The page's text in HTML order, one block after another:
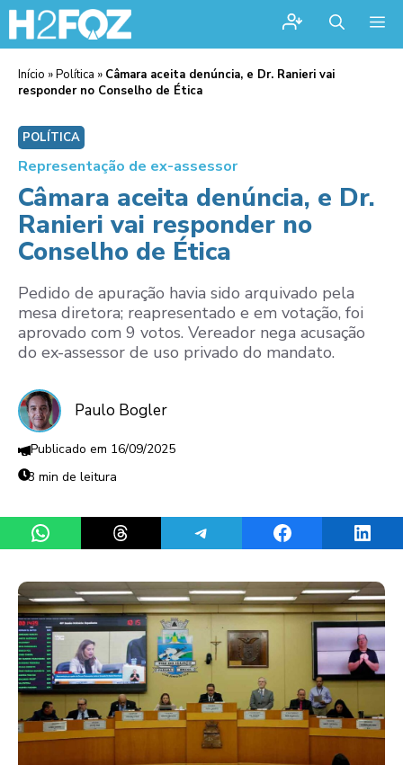
Início »Política » Câmara aceita denúncia, e Dr. Ranieri vai
responder no Conselho de Ética
POLÍTICA
Representação de ex-assessor
Câmara aceita denúncia, e Dr.
Ranieri vai responder no
Conselho de Ética
Pedido de apuração havia sido arquivado pela
mesa diretora; reapresentado e em votação, foi
aprovado com 9 votos. Vereador nega acusação
do ex-assessor de uso privado do mandato.
Paulo Bogler
16/09/2025
3 min de leitura
Share on WhatsAppShare on ThreadsShare on TelegramShare on Facebook